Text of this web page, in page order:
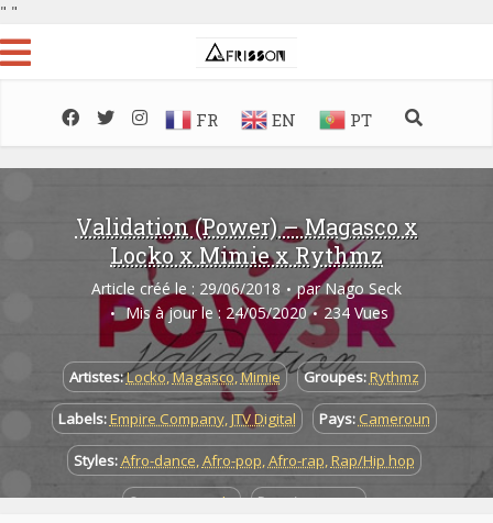
" "
FR EN PT
Validation (Power) – Magasco x
Locko x Mimie x Rythmz
Article créé le : 29/06/2018 par Nago Seck
Mis à jour le : 24/05/2020
234 Vues
Artistes:Locko,Magasco,Mimie Groupes:Rythmz
Labels:Empire Company,JTV Digital Pays: Cameroun
Styles:Afro-dance,Afro-pop,Afro-rap,Rap/Hip hop
Support :Single Parution :2018